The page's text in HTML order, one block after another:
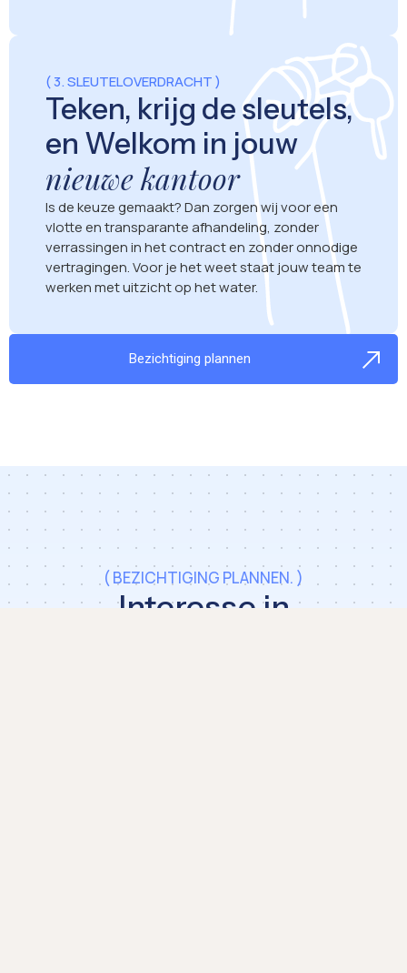
( 3. SLEUTELOVERDRACHT )
Teken, krijg de sleutels,
en Welkom in jouw
nieuwe kantoor
Is de keuze gemaakt? Dan zorgen wij voor een
vlotte en transparante afhandeling, zonder
verrassingen in het contract en zonder onnodige
vertragingen. Voor je het weet staat jouw team te
werken met uitzicht op het water.
Bezichtiging plannen
( BEZICHTIGING PLANNEN. )
Interesse in